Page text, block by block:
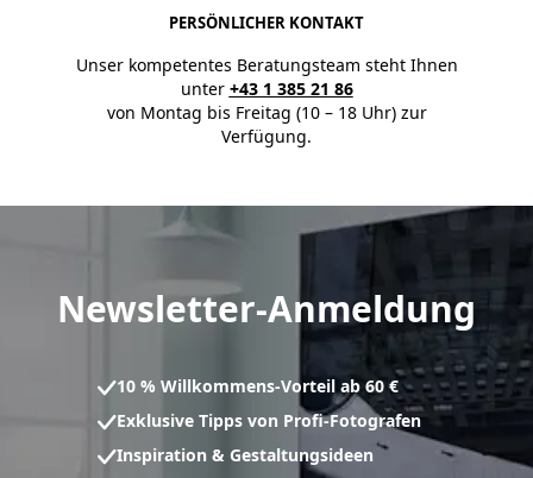
PERSÖNLICHER KONTAKT
Unser kompetentes Beratungsteam steht Ihnen
unter +43 1 385 21 86
von Montag bis Freitag (10 – 18 Uhr) zur
Verfügung.
Newsletter-Anmeldung
10 % Willkommens-Vorteil ab 60 €
Exklusive Tipps von Profi-Fotografen
Inspiration & Gestaltungsideen